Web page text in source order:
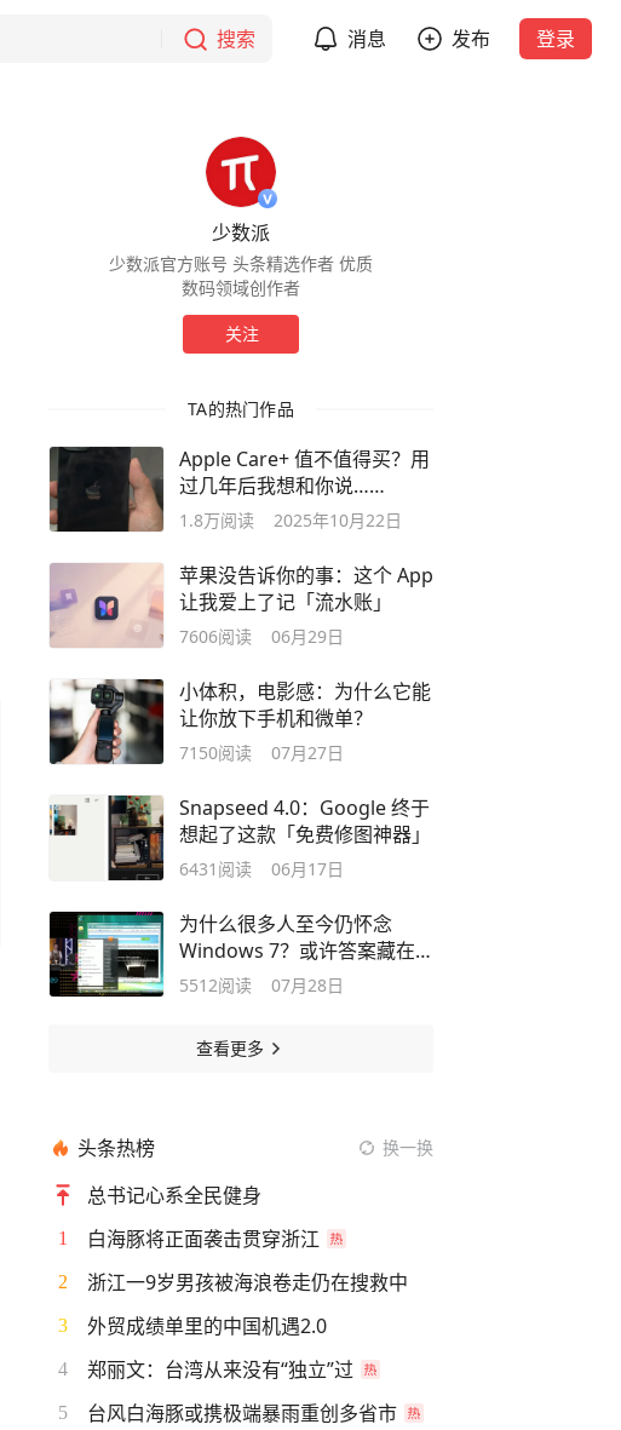
搜索 消息 发布 登录
少数派
少数派官方账号 头条精选作者 优质
数码领域创作者
关注
TA的热门作品
Apple Care+ 值不值得买？用
过几年后我想和你说……
1.8万阅读 2025年10月22日
苹果没告诉你的事：这个 App
让我爱上了记「流水账」
7606阅读 06月29日
小体积，电影感：为什么它能
让你放下手机和微单？
7150阅读 07月27日
Snapseed 4.0：Google 终于
想起了这款「免费修图神器」
6431 阅读 06月17日
为什么很多人至今仍怀念
Windows 7？或许答案藏在
它的设计里
5512阅读 07月28日
查看更多
头条热榜 换一换
总书记心系全民健身
1 白海豚将正面袭击贯穿浙江
2 浙江一9岁男孩被海浪卷走仍在搜救中
3 外贸成绩单里的中国机遇2.0
4 郑丽文：台湾从来没有“独立”过
5 台风白海豚或携极端暴雨重创多省市